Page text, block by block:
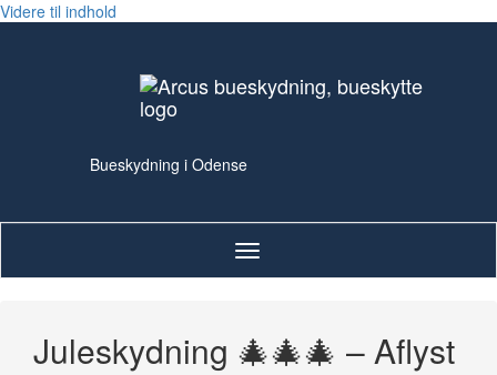
Videre til indhold
Bueskydning i Odense
Skift
navigation
Juleskydning 🎄🎄🎄 – Aflyst